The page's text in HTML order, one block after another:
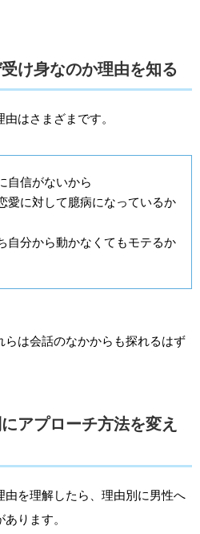
け身なのか理由を知る
はさまざまです。
自信がないから
愛に対して臆病になっているか
自分から動かなくてもモテるか
らは会話のなかからも探れるはず
アプローチ方法を変え
由を理解したら、理由別に男性へ
ります。